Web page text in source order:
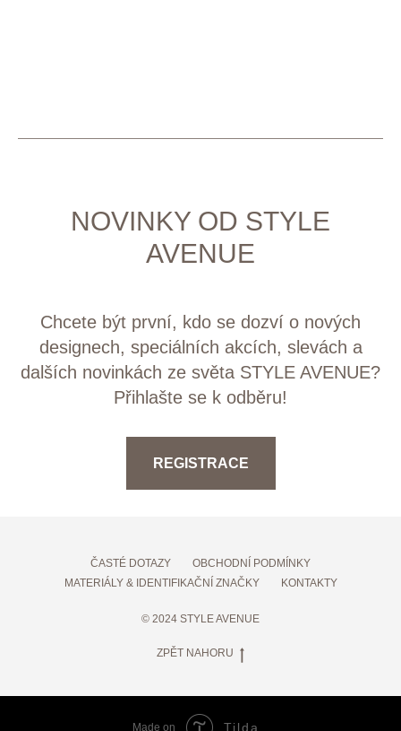
NOVINKY OD STYLE
AVENUE
Chcete být první, kdo se dozví o nových
designech, speciálních akcích, slevách a
dalších novinkách ze světa STYLE AVENUE?
Přihlašte se k odběru!
REGISTRACE
ČASTÉ DOTAZY
OBCHODNÍ PODMÍNKY
MATERIÁLY & IDENTIFIKAČNÍ ZNAČKY
KONTAKTY
© 2024 STYLE AVENUE
ZPĚT NAHORU
Made on Tilda